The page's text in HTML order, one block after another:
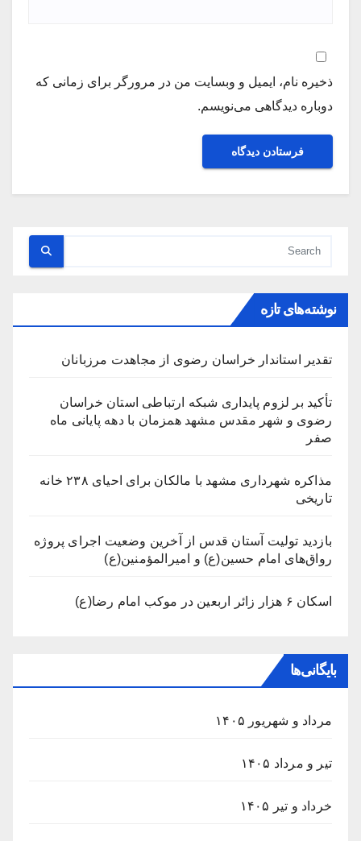
ذخیره نام، ایمیل و وبسایت من در مرورگر برای زمانی که
دوباره دیدگاهی می‌نویسم.
نوشته‌های تازه
تقدیر استاندار خراسان رضوی از مجاهدت مرزبانان
تأکید بر لزوم پایداری شبکه ارتباطی استان خراسان
رضوی و شهر مقدس مشهد همزمان با دهه پایانی ماه
صفر
مذاکره شهرداری مشهد با مالکان برای احیای ۲۳۸ خانه
تاریخی
بازدید تولیت آستان قدس از آخرین وضعیت اجرای پروژه
رواق‌های امام حسین(ع) و امیرالمؤمنین(ع)
اسکان ۶ هزار زائر اربعین در موکب امام رضا(ع)
بایگانی‌ها
مرداد و شهریور ۱۴۰۵
تیر و مرداد ۱۴۰۵
خرداد و تیر ۱۴۰۵